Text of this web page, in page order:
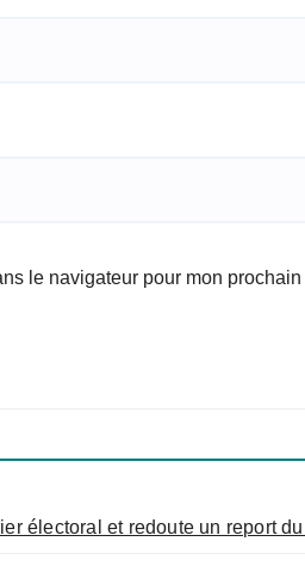
le navigateur pour mon
électoral et redoute un report